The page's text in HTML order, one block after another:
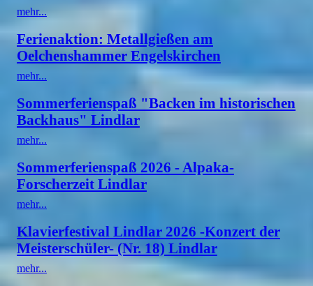
mehr...
Ferienaktion: Metallgießen am
Oelchenshammer Engelskirchen
mehr...
Sommerferienspaß "Backen im historischen
Backhaus" Lindlar
mehr...
Sommerferienspaß 2026 - Alpaka-
Forscherzeit Lindlar
mehr...
Klavierfestival Lindlar 2026 -Konzert der
Meisterschüler- (Nr. 18) Lindlar
mehr...